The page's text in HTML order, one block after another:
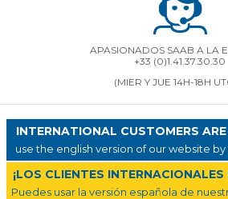
APASIONADOS SAAB A LA
+33 (0)1.41.37.30.30
(MIER Y JUE 14H-18H
INTERNATIONAL CUSTOMERS
use the english version of our website
¡LOS CLIENTES
Puedes usar la versión española de